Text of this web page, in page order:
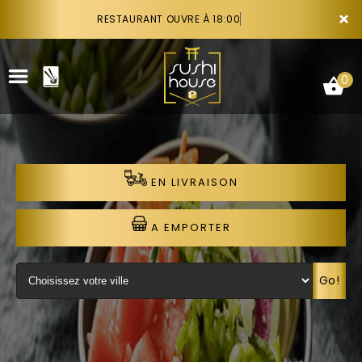
×
RESTAURANT OUVRE À 18:00
VOTRE COMPTE
NOTRE RESTAURANT
VOS AVIS
0
EN LIVRAISON
A EMPORTER
Go!